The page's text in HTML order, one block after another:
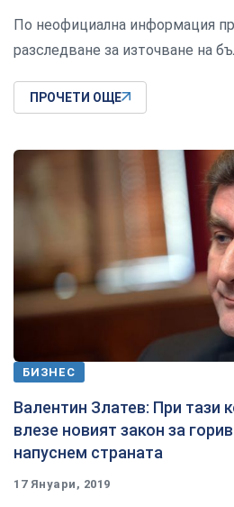
По неофициална информация
разследване за източване на
ПРОЧЕТИ ОЩЕ
БИЗНЕС
Валентин Златев: При тази
влезе новият закон за
напуснем страната
17 Януари, 2019